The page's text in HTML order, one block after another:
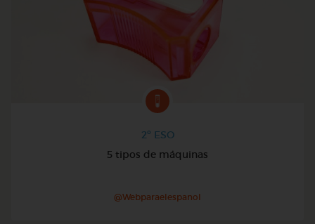
2º ESO
5 tipos de máquinas
@Webparaelespanol